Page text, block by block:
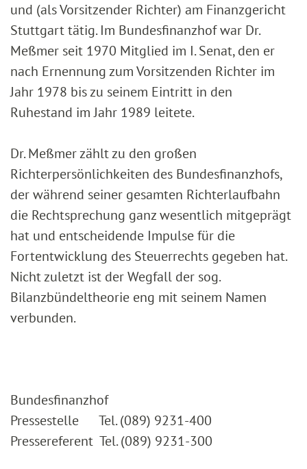
und (als Vorsitzender Richter) am Finanzgericht
Stuttgart tätig. Im Bundesfinanzhof war Dr.
Meßmer seit 1970 Mitglied im I. Senat, den er
nach Ernennung zum Vorsitzenden Richter im
Jahr 1978 bis zu seinem Eintritt in den
Ruhestand im Jahr 1989 leitete.
Dr. Meßmer zählt zu den großen
Richterpersönlichkeiten des Bundesfinanzhofs,
der während seiner gesamten Richterlaufbahn
die Rechtsprechung ganz wesentlich mitgeprägt
hat und entscheidende Impulse für die
Fortentwicklung des Steuerrechts gegeben hat.
Nicht zuletzt ist der Wegfall der sog.
Bilanzbündeltheorie eng mit seinem Namen
verbunden.
Bundesfinanzhof
Pressestelle Tel. (089) 9231-400
Pressereferent Tel. (089) 9231-300